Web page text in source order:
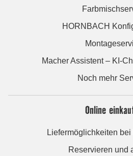
HORNBACH
Macher Assistent – KI-
Noch mehr
Online
Liefermöglichkeiten
Reservieren und